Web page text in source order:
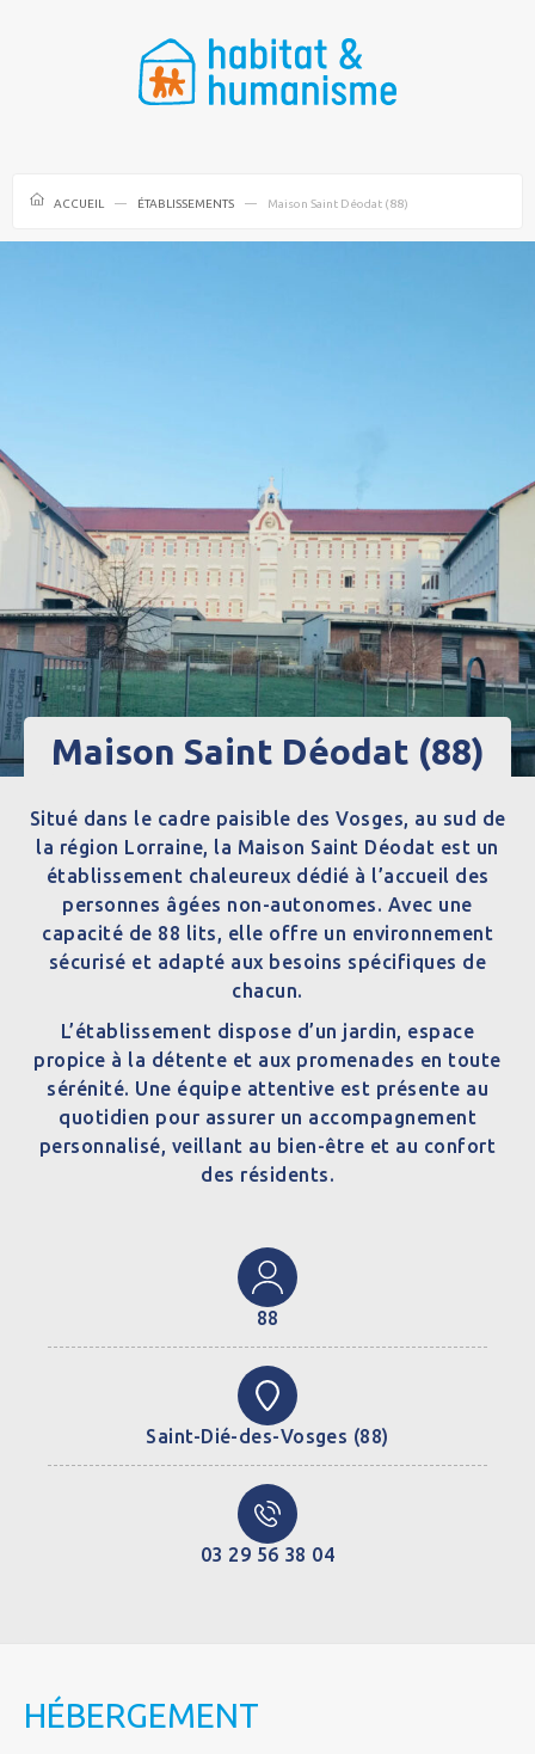
ACCUEIL ÉTABLISSEMENTS Maison Saint Déodat (88)
Maison Saint Déodat (88)
Situé dans le cadre paisible des Vosges, au sud de
la région Lorraine, la Maison Saint Déodat est un
établissement chaleureux dédié à l’accueil des
personnes âgées non-autonomes. Avec une
capacité de 88 lits, elle offre un environnement
sécurisé et adapté aux besoins spécifiques de
chacun.
L’établissement dispose d’un jardin, espace
propice à la détente et aux promenades en toute
sérénité. Une équipe attentive est présente au
quotidien pour assurer un accompagnement
personnalisé, veillant au bien-être et au confort
des résidents.
88
Saint-Dié-des-Vosges (88)
03 29 56 38 04
HÉBERGEMENT